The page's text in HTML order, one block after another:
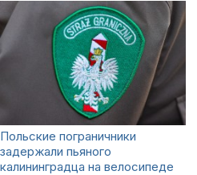
Польские пограничники
задержали пьяного
калининградца на велосипеде